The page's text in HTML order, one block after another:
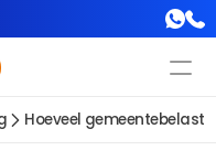
Hoeveel